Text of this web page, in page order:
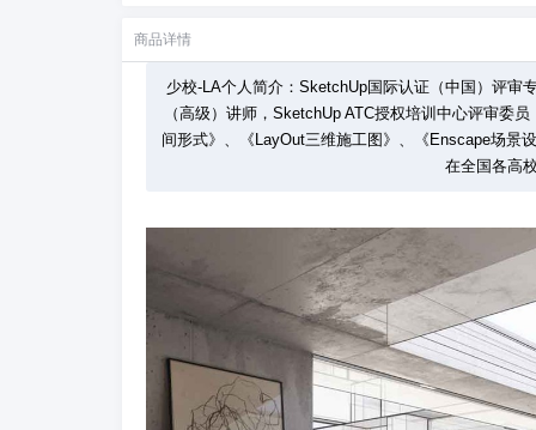
商品详情
少校-LA个人简介：SketchUp国际认证（中国）评审
（高级）讲师，SketchUp ATC授权培训中心评审委
间形式》、《LayOut三维施工图》、《Enscape场景
在全国各高